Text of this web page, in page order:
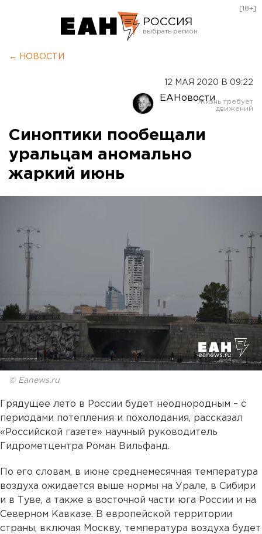
РОССИЯ
Оренбург
[18+]
← НОВОСТИ
12 МАЯ 2020 В 09:22
ЕАНовости
Синоптики пообещали
уральцам аномально
жаркий июнь
© Eanews.ru
Грядущее лето в России будет неоднородным – с
периодами потепления и похолодания, рассказал
«Российской газете» научный руководитель
Гидрометцентра Роман Вильфанд.
По его словам, в июне среднемесячная температура
воздуха ожидается выше нормы на Урале, в Сибири
и в Туве, а также в восточной части юга России и на
Северном Кавказе. В европейской территории
страны, включая Москву, температура воздуха будет